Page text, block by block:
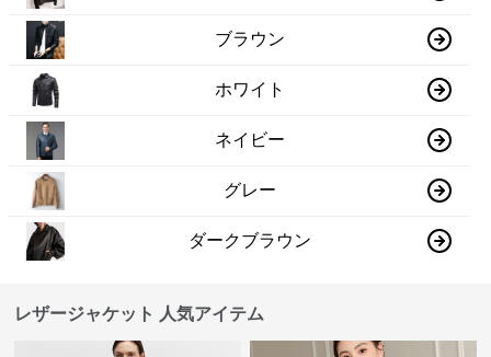
ブラウン
ホワイト
ネイビー
グレー
ダークブラウン
レザージャケット 人気アイテム